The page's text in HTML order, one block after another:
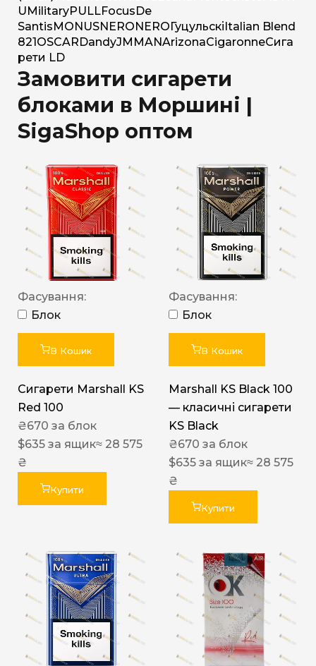
U MilitaryPULLFocus De
Santis MONUSNERO NERO Гуцульскі Italian Blend
821 OSCAR DandyJM MANArizonaCigaronneСига
рети LD
Замовити сигарети
блоками в Моршині |
SigaShop оптом
Фасування:
Блок
В Кошик
Сигарети Marshall KS
Red 100
₴670 за блок
$635 за ящик≈ 28 575
₴
Купити
Фасування:
Блок
В Кошик
Marshall KS Black 100
— класичні сигарети
KS Black
₴670 за блок
$635 за ящик≈ 28 575
₴
Купити